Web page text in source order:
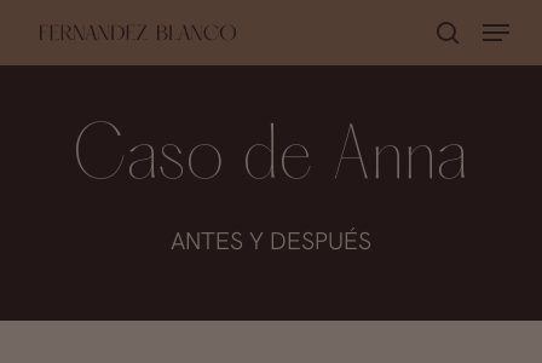
Menu
Caso de Anna
ANTES Y DESPUÉS